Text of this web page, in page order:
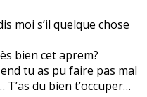
moi s’il quelque chose
bien cet aprem?
tu as pu faire pas mal
T’as du bien t’occuper…